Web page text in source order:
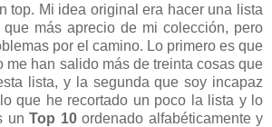
top. Mi idea original era hacer una lista
más aprecio de mi colección, pero
por el camino. Lo primero es que
me han salido más de treinta cosas que
lista, y la segunda que soy incapaz
que he recortado un poco la lista y lo
un Top 10ordenado alfabéticamente y